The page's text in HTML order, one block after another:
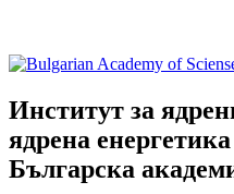
Институт за
ядрена енергетика
Българска